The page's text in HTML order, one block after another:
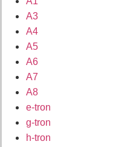
A3
A4
A5
A6
A7
A8
e-tron
g-tron
h-tron